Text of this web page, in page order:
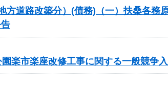
方道路改築分）(債務)（一）扶桑各務
楽市楽座改修工事に関する一般競争